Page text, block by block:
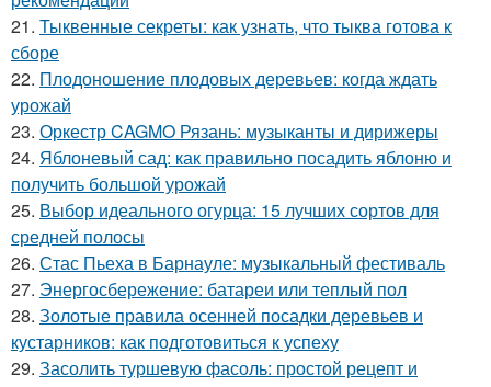
21. Тыквенные секреты: как узнать, что тыква готова к
сборе
22. Плодоношение плодовых деревьев: когда ждать
урожай
23. Оркестр CAGMO Рязань: музыканты и дирижеры
24. Яблоневый сад: как правильно посадить яблоню и
получить большой урожай
25. Выбор идеального огурца: 15 лучших сортов для
средней полосы
26. Стас Пьеха в Барнауле: музыкальный фестиваль
27. Энергосбережение: батареи или теплый пол
28. Золотые правила осенней посадки деревьев и
кустарников: как подготовиться к успеху
29. Засолить туршевую фасоль: простой рецепт и